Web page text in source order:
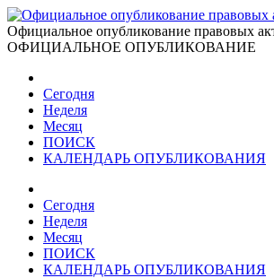
Официальное опубликование правовых
ОФИЦИАЛЬНОЕ ОПУБЛИКОВАНИЕ
Сегодня
Неделя
Месяц
ПОИСК
КАЛЕНДАРЬ ОПУБЛИКОВАНИЯ
Сегодня
Неделя
Месяц
ПОИСК
КАЛЕНДАРЬ ОПУБЛИКОВАНИЯ